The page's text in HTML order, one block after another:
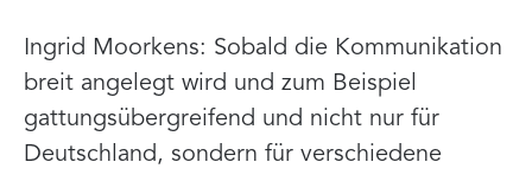
Ingrid Moorkens: Sobald die Kommunikation
breit angelegt wird und zum Beispiel
gattungsübergreifend und nicht nur für
Deutschland, sondern für verschiedene